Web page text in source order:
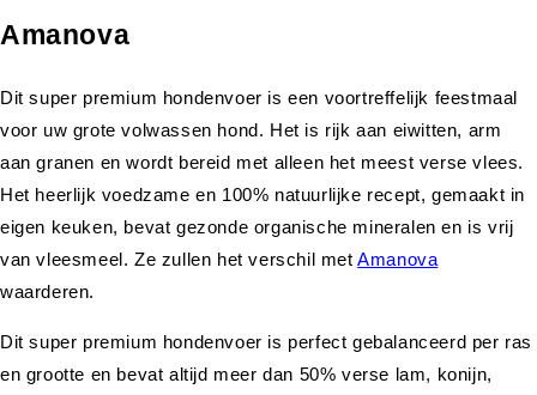
Amanova
Dit super premium hondenvoer is een voortreffelijk feestmaal
voor uw grote volwassen hond. Het is rijk aan eiwitten, arm
aan granen en wordt bereid met alleen het meest verse vlees.
Het heerlijk voedzame en 100% natuurlijke recept, gemaakt in
eigen keuken, bevat gezonde organische mineralen en is vrij
van vleesmeel. Ze zullen het verschil metAmanova
waarderen.
Dit super premium hondenvoer is perfect gebalanceerd per ras
en grootte en bevat altijd meer dan 50% verse lam, konijn,